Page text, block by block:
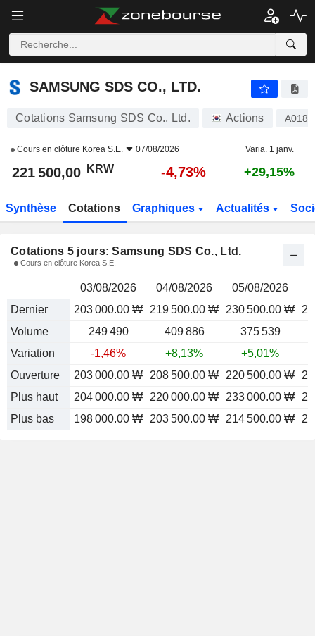
SAMSUNG SDS CO., LTD. 221 500,00
SAMSUNG SDS CO., LTD.
Cotations Samsung SDS Co., Ltd. Actions
Cours en clôture Korea S.E. 07/08/2026 Varia. 1 janv.
221 500,00 KRW -4,73% +29,15%
Synthèse Cotations Graphiques Actualités
Cotations 5 jours: Samsung SDS Co., Ltd.
Cours en clôture Korea S.E.
03/08/2026 04/08/2026 05/08/2026
Dernier
203 000.00 ₩ 219 500.00 ₩ 230 500.00 ₩
Volume
249 490 409 886
375 539
Variation
-1,46% +8,13%
+5,01%
Ouverture
203 000.00 ₩ 208 500.00 ₩ 220 500.00 ₩
Plus haut
204 000.00 ₩ 220 000.00 ₩ 233 000.00 ₩
Plus bas
198 000.00 ₩ 203 500.00 ₩ 214 500.00 ₩